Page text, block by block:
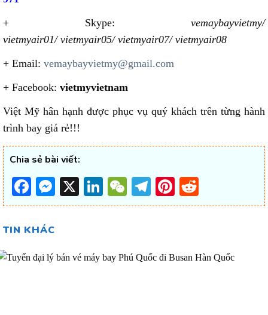
+ Skype: vemaybayvietmy/
vietmyair01/ vietmyair05/ vietmyair07/ vietmyair08
+ Email: vemaybayvietmy@gmail.com
+ Facebook: vietmyvietnam
Việt Mỹ hân hạnh được phục vụ quý khách trên từng hành
trình bay giá rẻ!!!
Chia sẻ bài viết:
Facebook
Messenger
X LinkedIn
WeChat
Telegram
Pinterest
TIN KHÁC